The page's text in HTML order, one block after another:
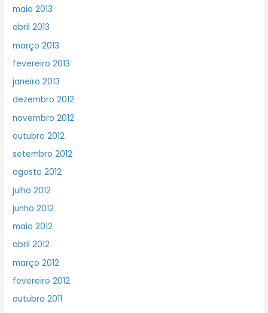
maio 2013
abril 2013
março 2013
fevereiro 2013
janeiro 2013
dezembro 2012
novembro 2012
outubro 2012
setembro 2012
agosto 2012
julho 2012
junho 2012
maio 2012
abril 2012
março 2012
fevereiro 2012
outubro 2011